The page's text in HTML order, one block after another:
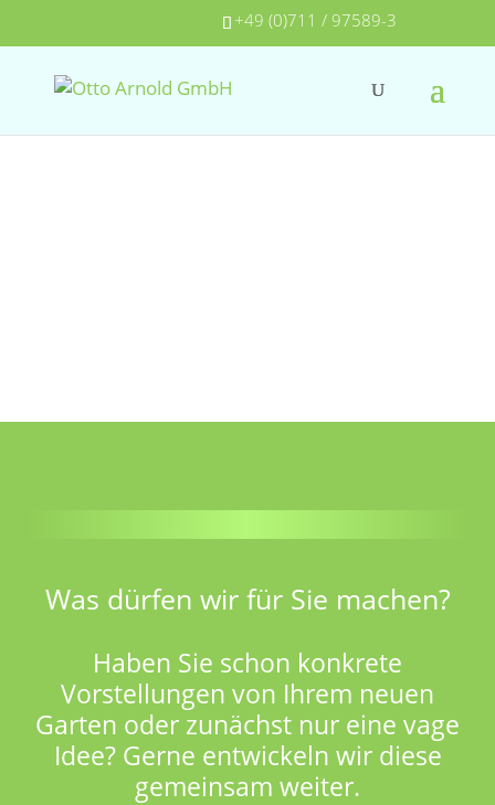
+49 (0)711 / 97589-3
Was dürfen wir für Sie machen?
Haben Sie schon konkrete
Vorstellungen von Ihrem neuen
Garten oder zunächst nur eine vage
Idee? Gerne entwickeln wir diese
gemeinsam weiter.